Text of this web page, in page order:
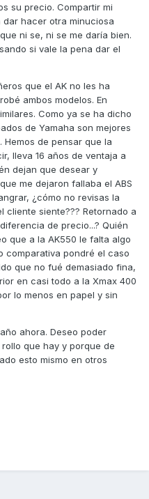
su precio. Compartir mi
hacer otra minuciosa
ni se, ni se me daría bien.
si vale la pena dar el
que el AK no les ha
ambos modelos. En
Como ya se ha dicho
de Yamaha son mejores
Hemos de pensar que la
lleva 16 años de ventaja a
dejan que desear y
me dejaron fallaba el ABS
¿cómo no revisas la
cliente siente??? Retornado a
de precio...? Quién
que a la AK550 le falta algo
comparativa pondré el caso
que no fué demasiado fina,
en casi todo a la Xmax 400
lo menos en papel y sin
ahora. Deseo poder
que hay y porque de
esto mismo en otros